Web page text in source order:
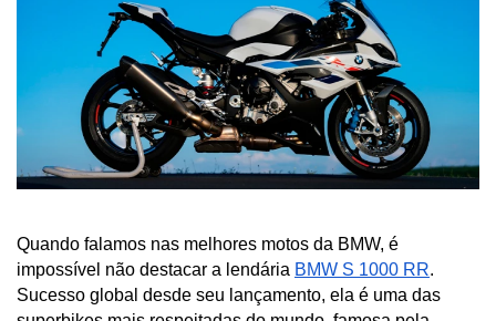
Quando falamos nas melhores motos da BMW, é
impossível não destacar a lendária BMW S 1000 RR.
Sucesso global desde seu lançamento, ela é uma das